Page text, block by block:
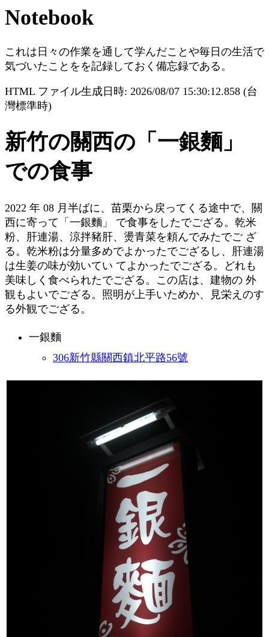
Notebook
これは日々の作業を通して学んだことや毎日の生活で
気づいたことをを記録しておく備忘録である。
HTML ファイル生成日時: 2026/08/07 15:30:12.858 (台
灣標準時)
新竹の關西の「一銀麵」
での食事
2022 年 08 月半ばに、苗栗から戻ってくる途中で、關
西に寄って「一銀麵」 で食事をしたでござる。乾米
粉、肝連湯、涼拌豬肝、燙青菜を頼んでみたでご ざ
る。乾米粉は分量多めでよかったでござるし、肝連湯
は生姜の味が効いてい てよかったでござる。どれも
美味しく食べられたでござる。この店は、建物の 外
観もよいでござる。照明が上手いためか、見栄えのす
る外観でござる。
一銀麵
306新竹縣關西鎮北平路56號